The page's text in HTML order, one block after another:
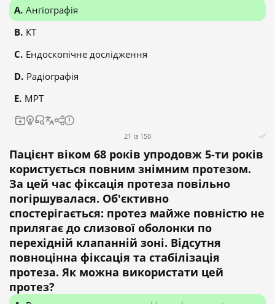
Ангіографія
КТ
Ендоскопічне дослідження
Радіографія
МРТ
21 із 150
Пацієнт віком 68 років упродовж 5-ти років
користується повним знімним протезом.
За цей час фіксація протеза повільно
погіршувалася. Об'єктивно
спостерігається: протез майже повністю не
прилягає до слизової оболонки по
перехідній клапанній зоні. Відсутня
повноцінна фіксація та стабілізація
протеза. Як можна використати цей
протез?